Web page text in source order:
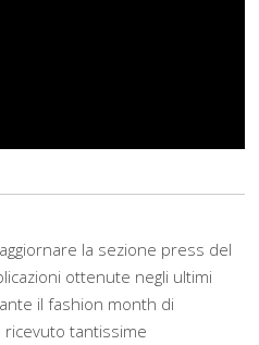
la sezione press del
ottenute negli ultimi
il fashion month di
tantissime